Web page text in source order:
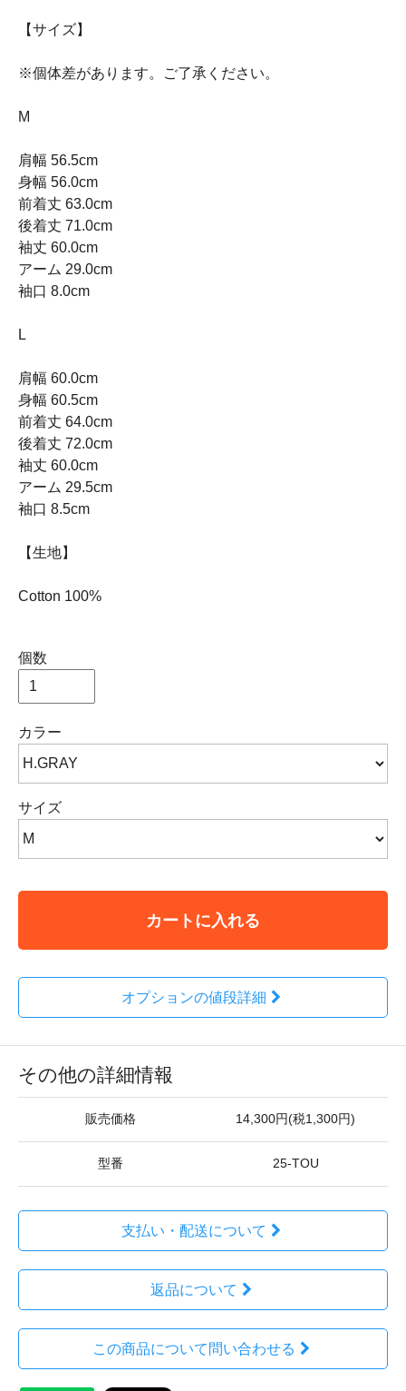
【サイズ】
※個体差があります。ご了承ください。
M
肩幅 56.5cm
身幅 56.0cm
前着丈 63.0cm
後着丈 71.0cm
袖丈 60.0cm
アーム 29.0cm
袖口 8.0cm
L
肩幅 60.0cm
身幅 60.5cm
前着丈 64.0cm
後着丈 72.0cm
袖丈 60.0cm
アーム 29.5cm
袖口 8.5cm
【生地】
Cotton 100%
個数
カラー
サイズ
カートに入れる
オプションの値段詳細
その他の詳細情報
販売価格 14,300円(税1,300円)
型番 25-TOU
支払い・配送について
返品について
この商品について問い合わせる